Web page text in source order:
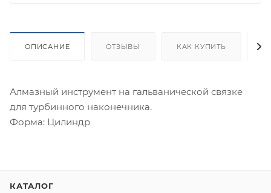
ОПИСАНИЕ ОТЗЫВЫ КАК КУПИТЬ
Алмазный инструмент на гальванической связке
для турбинного наконечника.
Форма: Цилиндр
КАТАЛОГ